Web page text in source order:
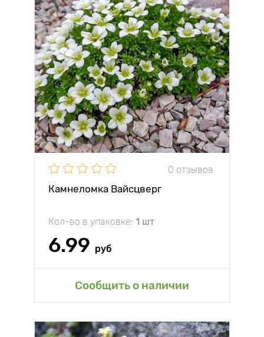
0 отзывов
Камнеломка Вайсцверг
Кол-во в упаковке: 1 шт
6.99 руб
Сообщить о наличии